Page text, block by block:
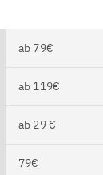
ab 79€
ab 119€
ab 29 €
79€